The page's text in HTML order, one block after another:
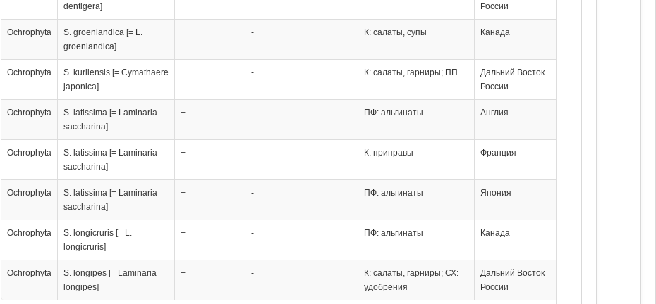
dentigera]
России
Ochrophyta
S. groenlandica [= L.
groenlandica]
+ - К: салаты, супы Канада
Ochrophyta
S. kurilensis [= Cymathaere
japonica]
+ - К: салаты, гарниры; ПП
Дальний Восток
России
Ochrophyta
S. latissima [= Laminaria
saccharina]
+ - ПФ: альгинаты Англия
Ochrophyta
S. latissima [= Laminaria
saccharina]
+ - К: приправы Франция
Ochrophyta
S. latissima [= Laminaria
saccharina]
+ - ПФ: альгинаты Япония
Ochrophyta
S. longicruris [= L.
longicruris]
+ - ПФ: альгинаты Канада
Ochrophyta
S. longipes [= Laminaria
longipes]
+ -
К: салаты, гарниры; СХ:
удобрения
Дальний Восток
России